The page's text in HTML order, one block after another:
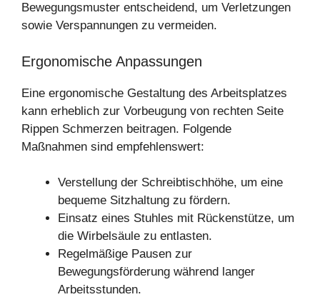
Bewegungsmuster entscheidend, um Verletzungen
sowie Verspannungen zu vermeiden.
Ergonomische Anpassungen
Eine ergonomische Gestaltung des Arbeitsplatzes
kann erheblich zur Vorbeugung von rechten Seite
Rippen Schmerzen beitragen. Folgende
Maßnahmen sind empfehlenswert:
Verstellung der Schreibtischhöhe, um eine
bequeme Sitzhaltung zu fördern.
Einsatz eines Stuhles mit Rückenstütze, um
die Wirbelsäule zu entlasten.
Regelmäßige Pausen zur
Bewegungsförderung während langer
Arbeitsstunden.